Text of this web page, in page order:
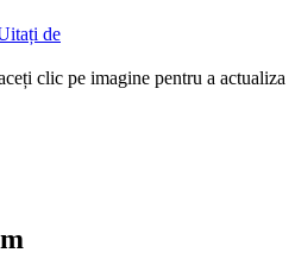
de
clic pe imagine pentru a actualiza